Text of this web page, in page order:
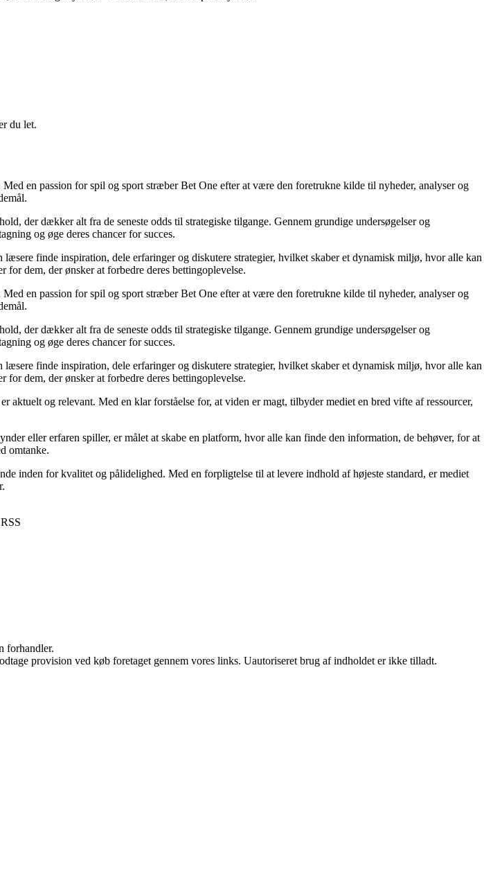
du let.
en passion for spil og sport stræber Bet One efter at være den foretrukne kilde til nyheder, analyser og
der dækker alt fra de seneste odds til strategiske tilgange. Gennem grundige undersøgelser og
og øge deres chancer for succes.
finde inspiration, dele erfaringer og diskutere strategier, hvilket skaber et dynamisk miljø, hvor alle kan
dem, der ønsker at forbedre deres bettingoplevelse.
en passion for spil og sport stræber Bet One efter at være den foretrukne kilde til nyheder, analyser og
der dækker alt fra de seneste odds til strategiske tilgange. Gennem grundige undersøgelser og
og øge deres chancer for succes.
finde inspiration, dele erfaringer og diskutere strategier, hvilket skaber et dynamisk miljø, hvor alle kan
dem, der ønsker at forbedre deres bettingoplevelse.
og relevant. Med en klar forståelse for, at viden er magt, tilbyder mediet en bred vifte af ressourcer,
eller erfaren spiller, er målet at skabe en platform, hvor alle kan finde den information, de behøver, for at
omtanke.
inden for kvalitet og pålidelighed. Med en forpligtelse til at levere indhold af højeste standard, er mediet
RSS
forhandler.
provision ved køb foretaget gennem vores links. Uautoriseret brug af indholdet er ikke tilladt.